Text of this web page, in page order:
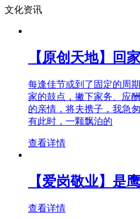
文化资讯
【原创天地】回家
每逢佳节或到了固定的周
家的鼓点，撇下家务、应
的亲情，将夫携子，我急
有此时，一颗飘泊的
查看详情
【爱岗敬业】是
查看详情